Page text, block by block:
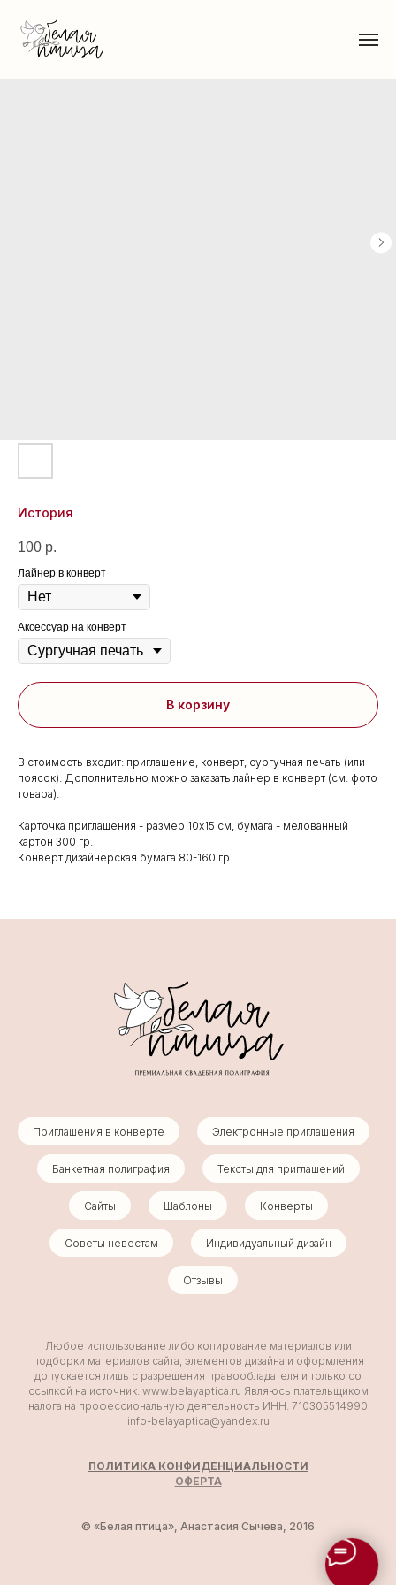
История
100 р.
Лайнер в конверт
Аксессуар на конверт
В корзину
В стоимость входит: приглашение, конверт, сургучная печать (или
поясок). Дополнительно можно заказать лайнер в конверт (см. фото
товара).
Карточка приглашения - размер 10х15 см, бумага - мелованный
картон 300 гр.
Конверт дизайнерская бумага 80-160 гр.
Приглашения в конверте Электронные приглашения
Банкетная полиграфия Тексты для приглашений
Сайты Шаблоны Конверты
Советы невестам Индивидуальный дизайн
Отзывы
Любое использование либо копирование материалов или
подборки материалов сайта, элементов дизайна и оформления
допускается лишь с разрешения правообладателя и только со
ссылкой на источник: www.belayaptica.ru Являюсь плательщиком
налога на профессиональную деятельность ИНН: 710305514990
info-belayaptica@yandex.ru
ПОЛИТИКА КОНФИДЕНЦИАЛЬНОСТИ
ОФЕРТА
© «Белая птица», Анастасия Сычева, 2016